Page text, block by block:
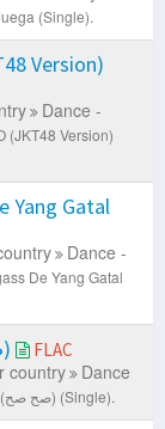
(Single).
Version)
Dance -
(JKT48 Version)
Yang Gatal
Dance -
De Yang Gatal
Sah Sah (صح صح) FLAC
country
Dance
Album: Sah Sah (صح صح) (Single).